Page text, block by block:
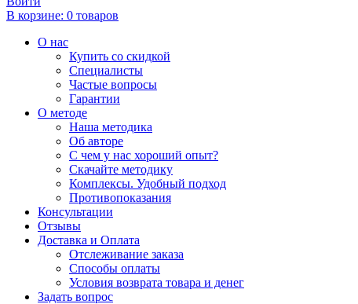
В корзине: 0 товаров
О нас
Купить со скидкой
Специалисты
Частые вопросы
Гарантии
О методе
Наша методика
Об авторе
С чем у нас хороший опыт?
Скачайте методику
Комплексы. Удобный подход
Противопоказания
Консультации
Отзывы
Доставка и Оплата
Отслеживание заказа
Способы оплаты
Условия возврата товара и денег
Задать вопрос